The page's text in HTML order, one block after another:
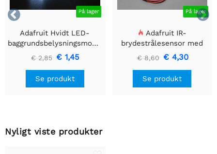

 På lager
Adafruit Hvidt LED-
baggrundsbelysningsmodul
- Lille 12mm x 40mm
€ 2,85 € 1,45
Se produkt
På lager
Adafruit IR-
brydestrålesensor med
premium ledningsstuds -
5 mm LED'er
€ 8,60 € 4,30
Se produkt
Nyligt viste produkter